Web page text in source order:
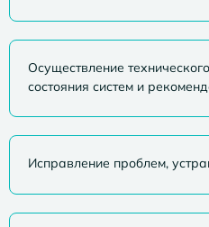
Осуществление
состояния систем и
Исправление проблем,